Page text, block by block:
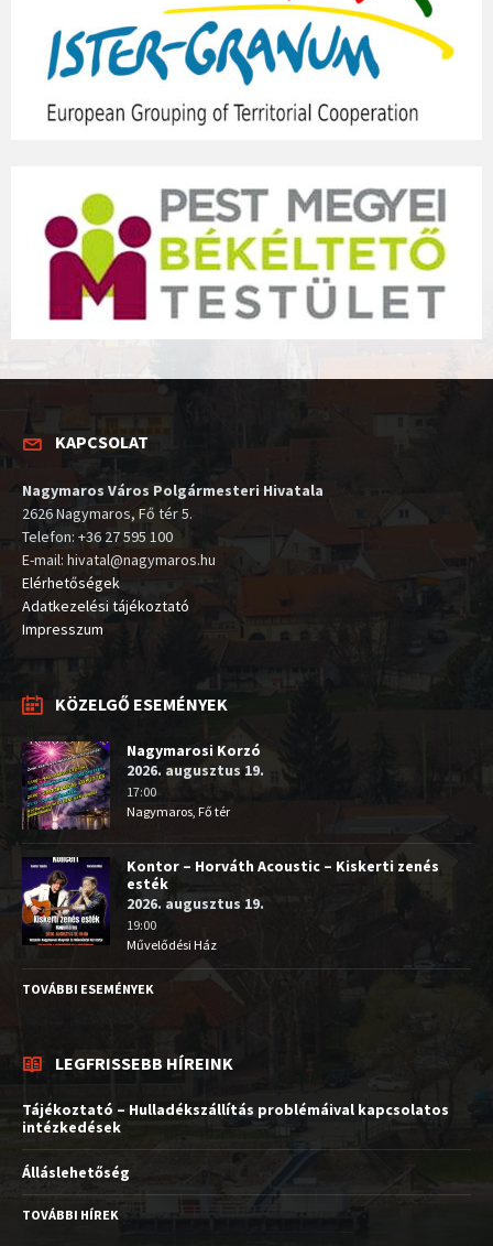
KAPCSOLAT
Nagymaros Város Polgármesteri Hivatala
2626 Nagymaros, Fő tér 5.
Telefon: +36 27 595 100
E-mail: hivatal@nagymaros.hu
Elérhetőségek
Adatkezelési tájékoztató
Impresszum
KÖZELGŐ ESEMÉNYEK
Nagymarosi Korzó
2026. augusztus 19.
17:00
Nagymaros, Fő tér
Kontor – Horváth Acoustic – Kiskerti zenés
esték
2026. augusztus 19.
19:00
Művelődési Ház
TOVÁBBI ESEMÉNYEK
LEGFRISSEBB HÍREINK
Tájékoztató – Hulladékszállítás problémáival kapcsolatos
intézkedések
Álláslehetőség
TOVÁBBI HÍREK